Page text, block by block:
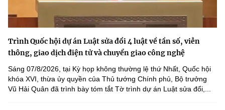
Trình Quốc hội dự án Luật sửa đổi 4 luật về tần số, viễn
thông, giao dịch điện tử và chuyển giao công nghệ
Sáng 07/8/2026, tại Kỳ họp không thường lệ thứ Nhất, Quốc hội
khóa XVI, thừa ủy quyền của Thủ tướng Chính phủ, Bộ trưởng
Vũ Hải Quân đã trình bày tóm tắt Tờ trình dự án Luật sửa đổi,...